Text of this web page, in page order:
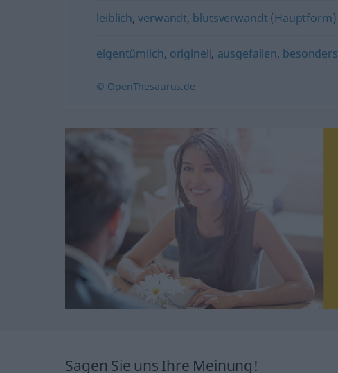
leiblich,verwandt, blutsverwandt (Hauptform)
eigentümlich, originell, ausgefallen, besonders
© OpenThesaurus.de
Sagen Sie uns Ihre Meinung!